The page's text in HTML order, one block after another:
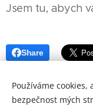
Jsem tu, abych
Share
Používáme
bezpečnost mých